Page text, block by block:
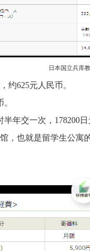
日本国立兵库
约625元人民币。
年交一次，178200
，也就是留学生公寓